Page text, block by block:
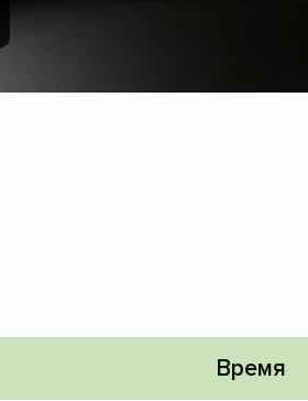
Время